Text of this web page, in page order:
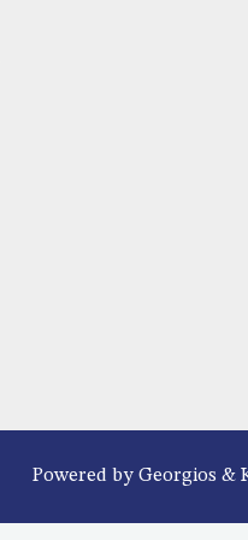
Powered by Georgios &